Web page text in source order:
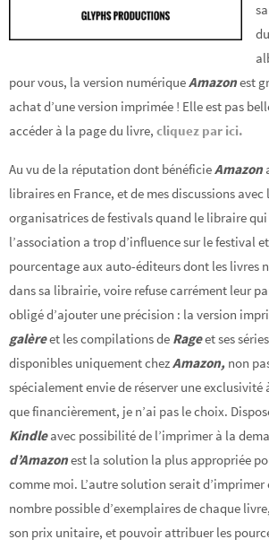
pour vous, la version numériqueAmazonest
achat d’une version imprimée ! Elle est pas
accéder à la page du livre, cliquez par ici.
Au vu de la réputation dont bénéficieAmazon
libraires en France, et de mes discussions
organisatrices de festivals quand le libraire
l’association a trop d’influence sur le festival
pourcentage aux auto-éditeurs dont les livres
dans sa librairie, voire refuse carrément leur
obligé d’ajouter une précision : la version
galèreet les compilations de Rageet ses
disponibles uniquement chezAmazon, non
spécialement envie de réserver une exclusivité
que financièrement, je n’ai pas le choix.
Kindleavec possibilité de l’imprimer à la
d’Amazonest la solution la plus appropriée
comme moi. L’autre solution serait
nombre possible d’exemplaires de chaque
son prix unitaire, et pouvoir attribuer les